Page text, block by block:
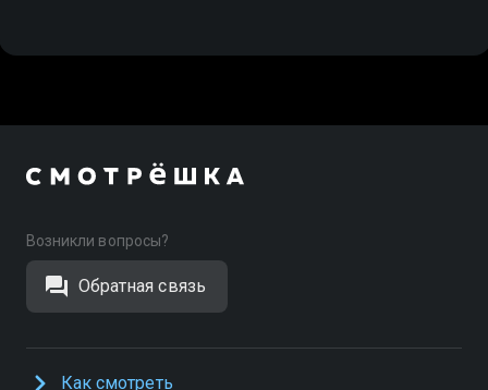
Возникли вопросы?
Обратная связь
Как смотреть